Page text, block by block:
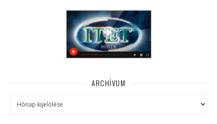
ARCHÍVUM